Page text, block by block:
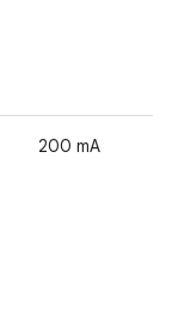
200 mA